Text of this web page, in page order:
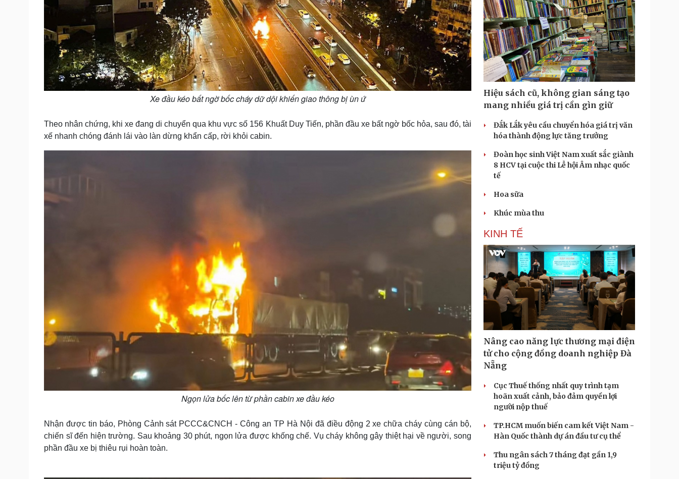
Xe đầu kéo bất ngờ bốc cháy dữ dội khiến giao thông bị ùn ứ
Theo nhân chứng, khi xe đang di chuyển qua khu vực số 156 Khuất Duy Tiến, phần đầu xe bất ngờ bốc hỏa, sau đó, tài
xế nhanh chóng đánh lái vào làn dừng khẩn cấp, rời khỏi cabin.
Ngọn lửa bốc lên từ phần cabin xe đầu kéo
Nhận được tin báo, Phòng Cảnh sát PCCC&CNCH - Công an TP Hà Nội đã điều động 2 xe chữa cháy cùng cán bộ,
chiến sĩ đến hiện trường. Sau khoảng 30 phút, ngọn lửa được khống chế. Vụ cháy không gây thiệt hại về người, song
phần đầu xe bị thiêu rụi hoàn toàn.
Hiệu sách cũ, không gian sáng tạo
mang nhiều giá trị cần gìn giữ
Đắk Lắk yêu cầu chuyển hóa giá trị văn
hóa thành động lực tăng trưởng
Đoàn học sinh Việt Nam xuất sắc giành
8 HCV tại cuộc thi Lễ hội Âm nhạc quốc
tế
Hoa sữa
Khúc mùa thu
KINH TẾ
Nâng cao năng lực thương mại điện
tử cho cộng đồng doanh nghiệp Đà
Nẵng
Cục Thuế thống nhất quy trình tạm
hoãn xuất cảnh, bảo đảm quyền lợi
người nộp thuế
TP.HCM muốn biến cam kết Việt Nam -
Hàn Quốc thành dự án đầu tư cụ thể
Thu ngân sách 7 tháng đạt gần 1,9
triệu tỷ đồng